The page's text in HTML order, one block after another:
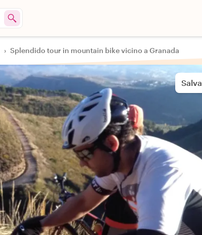
› Splendido tour in mountain bike vicino a Granada
Salva